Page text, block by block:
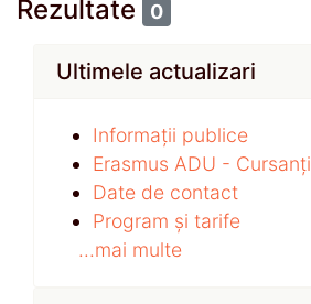
Rezultate 0
Ultimele actualizari
Informații publice
Erasmus ADU - Cursanți
Date de contact
Program și tarife
...mai multe